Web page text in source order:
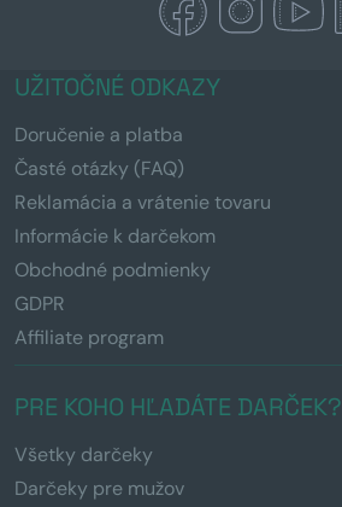
UŽITOČNÉ ODKAZY
Doručenie a platba
Časté otázky (FAQ)
Reklamácia a vrátenie tovaru
Informácie k darčekom
Obchodné podmienky
GDPR
Affiliate program
PRE KOHO HĽADÁTE DARČEK?
Všetky darčeky
Darčeky pre mužov